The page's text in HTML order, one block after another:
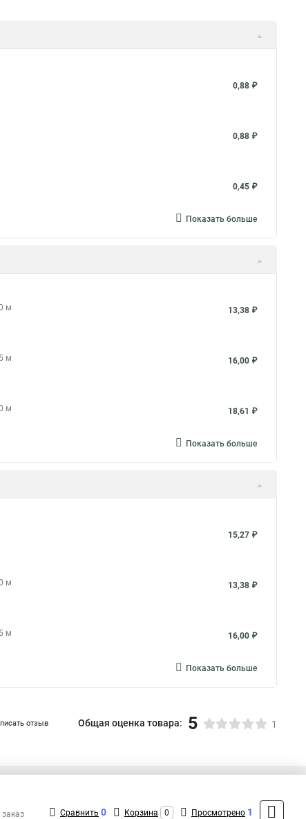
0,88 ₽
0,88 ₽
0,45 ₽
Показать больше
м 13,38 ₽
м 16,00 ₽
м 18,61 ₽
Показать больше
15,27 ₽
м 13,38 ₽
м 16,00 ₽
Показать больше
отзыв Общая оценка товара: 5 1
+7 (495) 432-41-41
Сравнить 0 Корзина 0 Просмотрено 1